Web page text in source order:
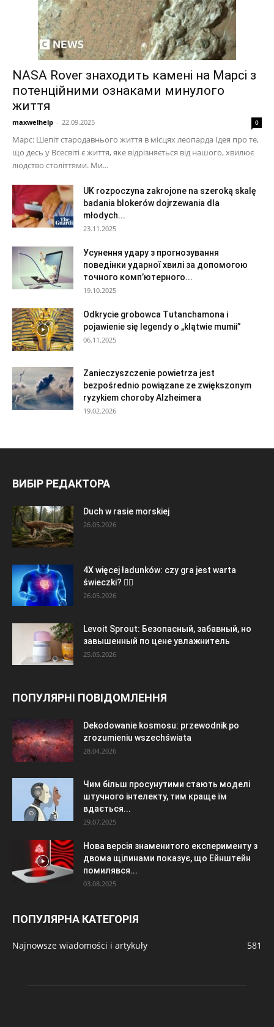
NASA Rover знаходить камені на Марсі з
потенційними ознаками минулого
життя
maxwelhelp - 22.09.2025 0
Марс: Шепіт стародавнього життя в місцях леопарда Ідея про те,
що десь у Всесвіті є життя, яке відрізняється від нашого, хвилює
людство століттями. Ми...
UK rozpoczyna zakrojone na szeroką skalę
badania blokerów dojrzewania dla
młodych...
23.11.2025
Усунення удару з прогнозування
поведінки ударної хвилі за допомогою
точного комп’ютерного...
19.10.2025
Odkrycie grobowca Tutanchamona i
pojawienie się legendy o „klątwie mumii”
06.11.2025
Zanieczyszczenie powietrza jest
bezpośrednio powiązane ze zwiększonym
ryzykiem choroby Alzheimera
19.02.2026
ВИБІР РЕДАКТОРА
Duch w rasie morskiej
26.05.2026
4X więcej ładunków: czy gra jest warta
świeczki? 🏃‍♂️
26.05.2026
Levoit Sprout: Безопасный, забавный, но
завышенный по цене увлажнитель
25.05.2026
ПОПУЛЯРНІ ПОВІДОМЛЕННЯ
Dekodowanie kosmosu: przewodnik po
zrozumieniu wszechświata
28.04.2026
Чим більш просунутими стають моделі
штучного інтелекту, тим краще їм
вдається...
29.07.2025
Нова версія знаменитого експерименту з
двома щілинами показує, що Ейнштейн
помилявся...
03.08.2025
ПОПУЛЯРНА КАТЕГОРІЯ
Najnowsze wiadomości i artykuły 581